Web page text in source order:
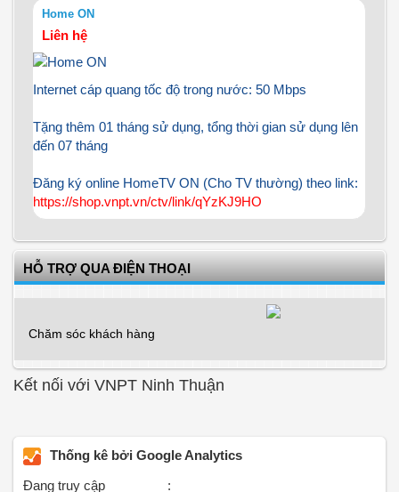
Home ON
Liên hệ
Internet cáp quang tốc độ trong nước: 50 Mbps
Tặng thêm 01 tháng sử dụng, tổng thời gian sử dụng lên
đến 07 tháng
Đăng ký online HomeTV ON (Cho TV thường) theo link:
https://shop.vnpt.vn/ctv/link/qYzKJ9HO
HỖ TRỢ QUA ĐIỆN THOẠI
Chăm sóc khách hàng
Kết nối với VNPT Ninh Thuận
Thống kê bởi Google Analytics
Đang truy cập :